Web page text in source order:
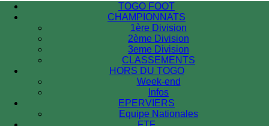
TOGO FOOT
CHAMPIONNATS
1ère Division
2ème Division
3eme Division
CLASSEMENTS
HORS DU TOGO
Week-end
Infos
EPERVIERS
Equipe Nationales